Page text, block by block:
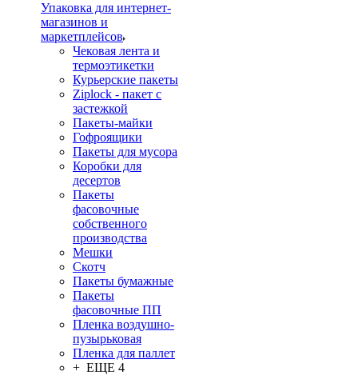
Упаковка для интернет-
магазинов и
маркетплейсов
Чековая лента и
термоэтикетки
Курьерские пакеты
Ziplock - пакет с
застежкой
Пакеты-майки
Гофроящики
Пакеты для мусора
Коробки для
десертов
Пакеты
фасовочные
собственного
производства
Мешки
Скотч
Пакеты бумажные
Пакеты
фасовочные ПП
Пленка воздушно-
пузырьковая
Пленка для паллет
+ ЕЩЕ 4